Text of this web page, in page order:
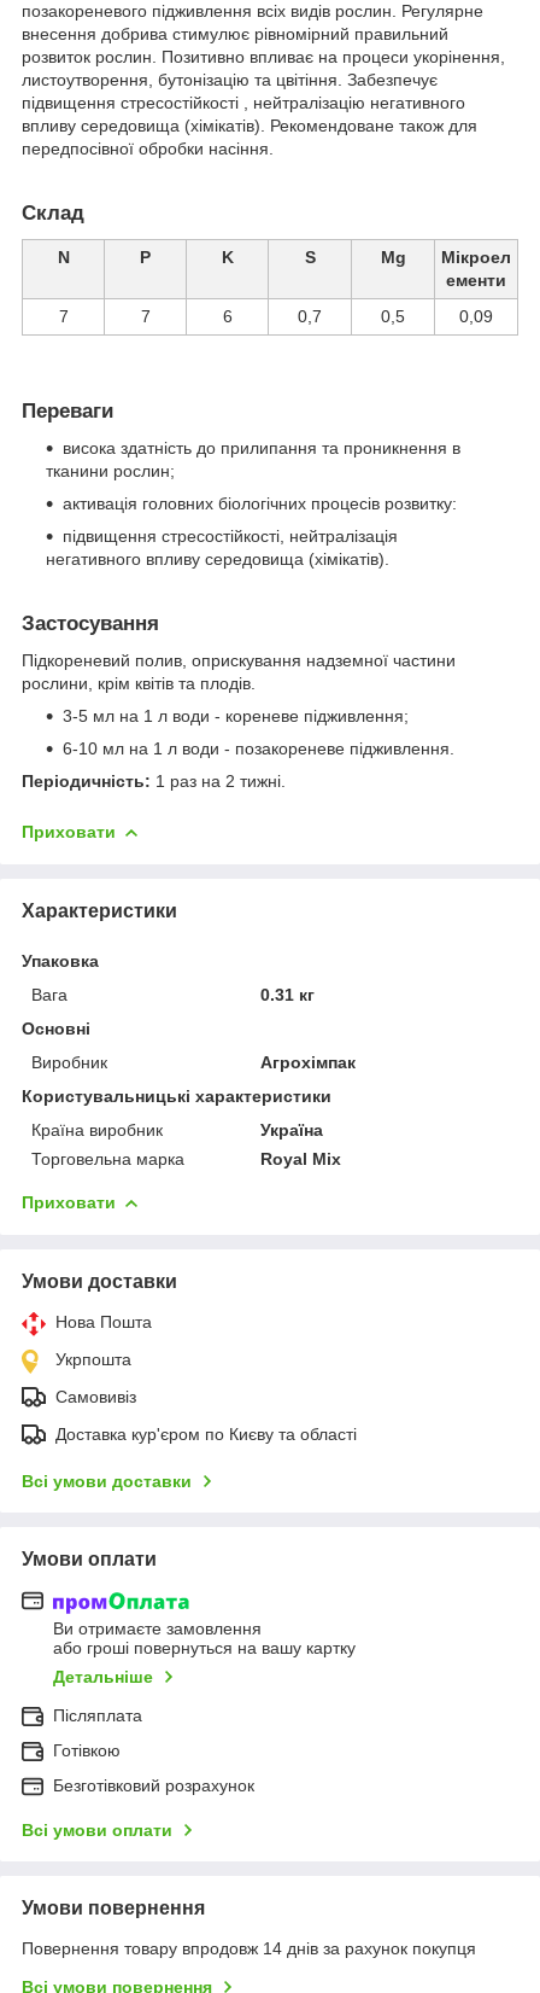
позакореневого підживлення всіх видів рослин. Регулярне
внесення добрива стимулює рівномірний правильний
розвиток рослин. Позитивно впливає на процеси укорінення,
листоутворення, бутонізацію та цвітіння. Забезпечує
підвищення стресостійкості , нейтралізацію негативного
впливу середовища (хімікатів). Рекомендоване також для
передпосівної обробки насіння.
Склад
N P K S Mg
Мікроел
ементи
7
7 6 0,7 0,5 0,09
Переваги
висока здатність до прилипання та проникнення в
тканини рослин;
активація головних біологічних процесів розвитку:
підвищення стресостійкості, нейтралізація
негативного впливу середовища (хімікатів).
Застосування
Підкореневий полив, оприскування надземної частини
рослини, крім квітів та плодів.
3-5 мл на 1 л води - кореневе підживлення;
6-10 мл на 1 л води - позакореневе підживлення.
Періодичність: 1 раз на 2 тижні.
Приховати
Характеристики
Упаковка
Вага
0.31 кг
Основні
Виробник
Агрохімпак
Користувальницькі характеристики
Країна виробник
Україна
Торговельна марка
Royal Mix
Приховати
Умови доставки
Нова Пошта
Укрпошта
Самовивіз
Доставка кур'єром по Києву та області
Всі умови доставки
Умови оплати
Ви отримаєте замовлення
або гроші повернуться на вашу картку
Детальніше
Післяплата
Готівкою
Безготівковий розрахунок
Всі умови оплати
Умови повернення
Повернення товару впродовж 14 днів за рахунок покупця
Всі умови повернення